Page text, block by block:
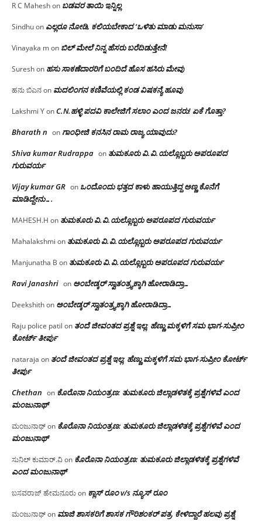
R C Maheshon ಬಡವರ ತಾಯಿ ಇನ್ನಿಲ್ಲ
Sindhuon ಎಲ್ಲರೂ ನೋಡಿ, ಕಲಿಯಬೇಕಾದ ‘ಒಳಿತು ಮಾಡು ಮನುಸಾ’
Vinayaka mon ಬಿಲ್ ಮೇಲೆ ನಿನ್ನ ಹೆಸರು ಬರೆದಿಡುತ್ತೇನೆ!
Sureshon ಹಸು ಸಾಕಣೆದಾರರಿಗೆ ಬಂದಿದೆ ಹೊಸ ಹಸಿರು ಮೇವು
ಹನು ಬಿಎನon ಮದಲಿಂಗನ ಕಣಿವೆಯಲ್ಲಿ ಕಂಡ ವಿಷಕನ್ಯೆ ಹೂವು
Lakshmi YonC.N.ಹಳ್ಳಿ ಪದವಿ ಕಾಲೇಜಿಗೆ ಸಲಾಂ‌ ಎಂದ ಜನರು! ಏಕೆ ಗೊತ್ತಾ?
Bharath n onಗಾಂಧೀಜಿ ಕನಸಿನ ರಾಮ ರಾಜ್ಯ ಯಾವುದು?
Shiva kumar Rudrappa on ತುಮಕೂರು‌ ವಿ.ವಿ.ಯಲ್ಲೊಬ್ಬರು ಅಪರೂಪದ
ಗುರುವರ್ಯ
Vijay kumar GR on ಒಂದೊಂದು ಭತ್ತದ ಕಾಳು ಹಾಯುತ್ತಿದ್ದ ಅಣ್ಣ ಕೊನೆಗೆ
ಮಾಡಿದ್ದೇನು….
MAHESH.H on ತುಮಕೂರು‌ ವಿ.ವಿ.ಯಲ್ಲೊಬ್ಬರು ಅಪರೂಪದ ಗುರುವರ್ಯ
Mahalakshmi on ತುಮಕೂರು‌ ವಿ.ವಿ.ಯಲ್ಲೊಬ್ಬರು ಅಪರೂಪದ ಗುರುವರ್ಯ
Manjunatha B on ತುಮಕೂರು‌ ವಿ.ವಿ.ಯಲ್ಲೊಬ್ಬರು ಅಪರೂಪದ ಗುರುವರ್ಯ
Ravi Janashri on ಅಂಬೇಡ್ಕರ್ ಸ್ವಾತಂತ್ರ್ಯಕ್ಕಾಗಿ ಹೋರಾಡಿದ್ರಾ…
Deekshithon ಅಂಬೇಡ್ಕರ್ ಸ್ವಾತಂತ್ರ್ಯಕ್ಕಾಗಿ ಹೋರಾಡಿದ್ರಾ…
Raju police patil on ತಂದೆ ಜೀವಂತದ ಪ್ರಶ್ನೆ ಇಲ್ಲ: ಹೆಣ್ಣು ಮಕ್ಕಳಿಗೆ ಸಮ ಭಾಗ-ಸುಪ್ರೀಂ
ಕೋರ್ಟ್ ತೀರ್ಪು
nataraja on ತಂದೆ ಜೀವಂತದ ಪ್ರಶ್ನೆ ಇಲ್ಲ: ಹೆಣ್ಣು ಮಕ್ಕಳಿಗೆ ಸಮ ಭಾಗ-ಸುಪ್ರೀಂ ಕೋರ್ಟ್
ತೀರ್ಪು
Chethan on ಕೊರೊನಾ ನಿಯಂತ್ರಣ: ತುಮಕೂರು ಜಿಲ್ಲಾಡಳಿತಕ್ಕೆ ಪ್ರಶ್ನೆಗಳಿವೆ ಎಂದ
ಮಂಜು‌ನಾಥ್
ಮಂಜುನಾಥ್on ಕೊರೊನಾ ನಿಯಂತ್ರಣ: ತುಮಕೂರು ಜಿಲ್ಲಾಡಳಿತಕ್ಕೆ ಪ್ರಶ್ನೆಗಳಿವೆ ಎಂದ
ಮಂಜು‌ನಾಥ್
ಸುನಿಲ್ ಕುಮಾರ್.ವಿon ಕೊರೊನಾ ನಿಯಂತ್ರಣ: ತುಮಕೂರು ಜಿಲ್ಲಾಡಳಿತಕ್ಕೆ ಪ್ರಶ್ನೆಗಳಿವೆ
ಎಂದ ಮಂಜು‌ನಾಥ್
ಬಸವರಾಜ್ ಹೇಮನೂರುon ಕ್ಲಾಸ್ ರೂಂ v/s ನ್ಯೂಸ್ ರೂಂ
ಮಂಜುನಾಥ್on ಮಾಜಿ ಶಾಸಕರಿಗೆ ಶಾಸಕ ಗೌರಿಶಂಕರ್ ಪತ್ರ, ಕೇಳಿದ್ದಾರೆ ಹಲವು ಪ್ರಶ್ನೆ